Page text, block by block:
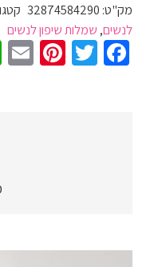
שושבינה
שיפון
לבנה
מק"ט: 32874584290
לנשים, שמלות שיפון לנשים
Facebook